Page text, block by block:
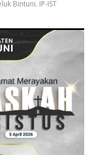
Bintuni. IP-IST